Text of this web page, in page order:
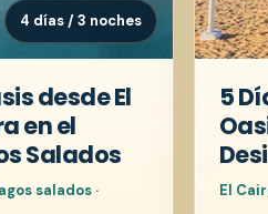
4 días / 3 noches
desde El
en el
Salados
salados ·
5
El